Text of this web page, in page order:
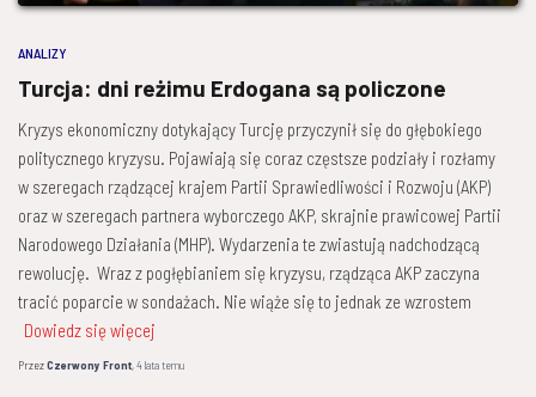
ANALIZY
Turcja: dni reżimu Erdogana są policzone
Kryzys ekonomiczny dotykający Turcję przyczynił się do głębokiego
politycznego kryzysu. Pojawiają się coraz częstsze podziały i rozłamy
w szeregach rządzącej krajem Partii Sprawiedliwości i Rozwoju (AKP)
oraz w szeregach partnera wyborczego AKP, skrajnie prawicowej Partii
Narodowego Działania (MHP). Wydarzenia te zwiastują nadchodzącą
rewolucję. Wraz z pogłębianiem się kryzysu, rządząca AKP zaczyna
tracić poparcie w sondażach. Nie wiąże się to jednak ze wzrostem
Dowiedz się więcej
PrzezCzerwony Front,4 latatemu